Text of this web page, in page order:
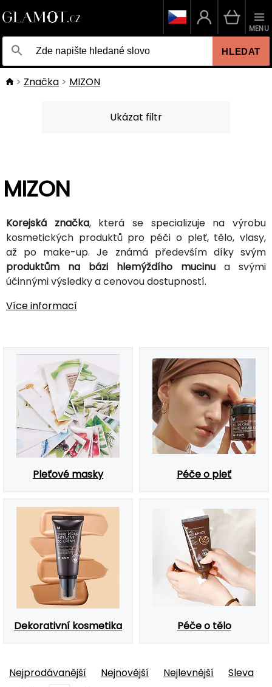
HLEDAT
MENU
Značka MIZON
Ukázat filtr
MIZON
Korejská značka, která se specializuje na výrobu
kosmetických produktů pro péči o pleť, tělo, vlasy,
až po make-up. Je známá především díky svým
produktům na bázi hlemýždího mucinu a svými
účinnými výsledky a cenovou dostupností.
Více informací
Pleťové masky Péče o pleť
Dekorativní kosmetika Péče o tělo
Nejprodávanější Nejnovější Nejlevnější
Sleva